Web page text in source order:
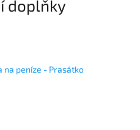
doplňky
na peníze - Prasátko